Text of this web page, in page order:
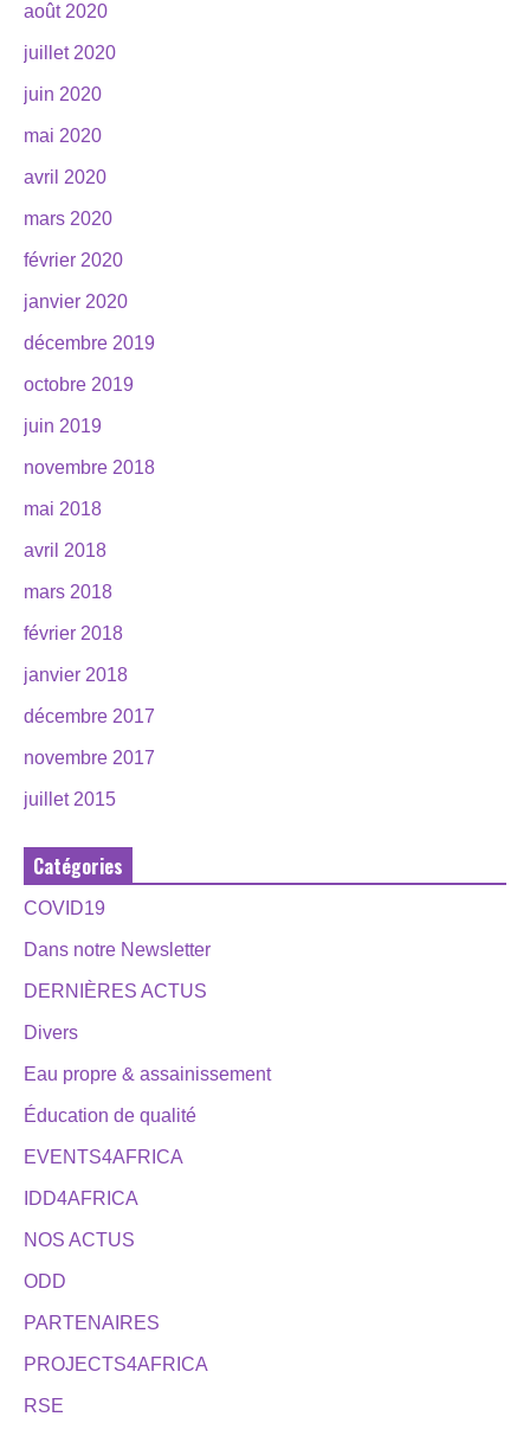
août 2020
juillet 2020
juin 2020
mai 2020
avril 2020
mars 2020
février 2020
janvier 2020
décembre 2019
octobre 2019
juin 2019
novembre 2018
mai 2018
avril 2018
mars 2018
février 2018
janvier 2018
décembre 2017
novembre 2017
juillet 2015
Catégories
COVID19
Dans notre Newsletter
DERNIÈRES ACTUS
Divers
Eau propre & assainissement
Éducation de qualité
EVENTS4AFRICA
IDD4AFRICA
NOS ACTUS
ODD
PARTENAIRES
PROJECTS4AFRICA
RSE